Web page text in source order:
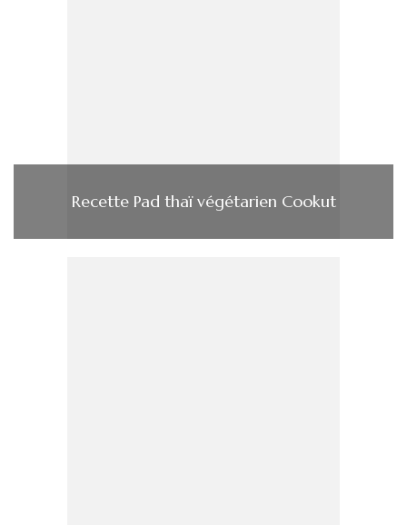
Recette Pad thaï végétarien Cookut